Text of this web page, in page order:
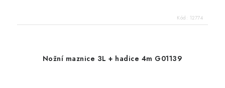
Kód: 12774
Nožní maznice 3L + hadice 4m G01139